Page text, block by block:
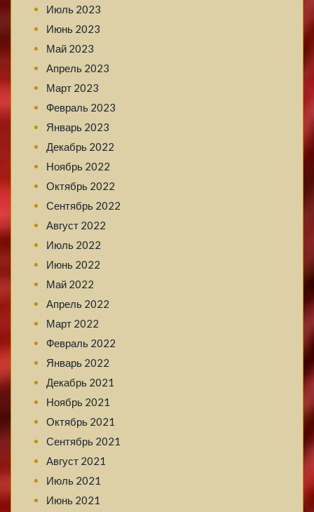
Июль 2023
Июнь 2023
Май 2023
Апрель 2023
Март 2023
Февраль 2023
Январь 2023
Декабрь 2022
Ноябрь 2022
Октябрь 2022
Сентябрь 2022
Август 2022
Июль 2022
Июнь 2022
Май 2022
Апрель 2022
Март 2022
Февраль 2022
Январь 2022
Декабрь 2021
Ноябрь 2021
Октябрь 2021
Сентябрь 2021
Август 2021
Июль 2021
Июнь 2021